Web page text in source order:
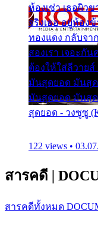
ห้องเช่า เธอผิว
จริงเธอ อยู่ห้อง
ทองแดง กลับจา
สองเรา เจอะกั
ต้องให้ใส่ลีวาย
มันสุดยอด มันสุ
มันสุดยอด มันสุ
สุดยอด - วงซูซู
122 views •
สารคดี |
สารคดีทั้งหมด